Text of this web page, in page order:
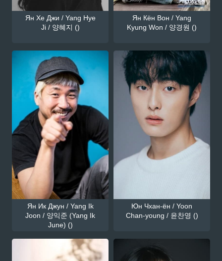
Ян Хе Джи / Yang Hye
Ji / 양혜지 ()
Ян Кён Вон / Yang
Kyung Won / 양경원 ()
Ян Ик Джун / Yang Ik
Joon / 양익준 (Yang Ik
June) ()
Юн Чхан-ён / Yoon
Chan-young / 윤찬영 ()